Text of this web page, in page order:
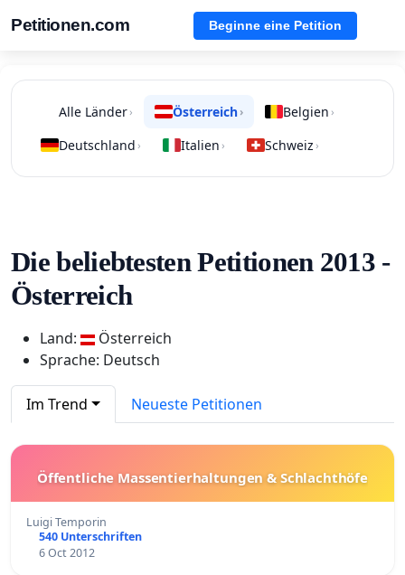
Petitionen.com Beginne eine Petition
Alle Länder› Österreich› Belgien ›
Deutschland › Italien › Schweiz ›
Die beliebtesten Petitionen 2013 -
Österreich
Land:
Österreich
Sprache: Deutsch
Im Trend Neueste Petitionen
Öffentliche Massentierhaltungen & Schlachthöfe
Luigi Temporin
540 Unterschriften
6 Oct 2012